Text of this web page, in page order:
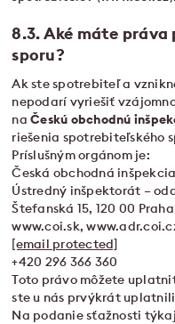
8.3. Aké máte
sporu?
Ak ste spotrebiteľ a
nepodarí vyriešiť
naČeskú obchodnú
riešenia spotrebiteľského
Príslušným orgánom je:
Česká obchodná inšpekcia
Ústredný inšpektorát –
Štefanská 15, 120 00
www.coi.sk,
[email protected]
+420 296 366 360
Toto právo môžete
ste u nás prvýkrát
Na podanie sťažnosti